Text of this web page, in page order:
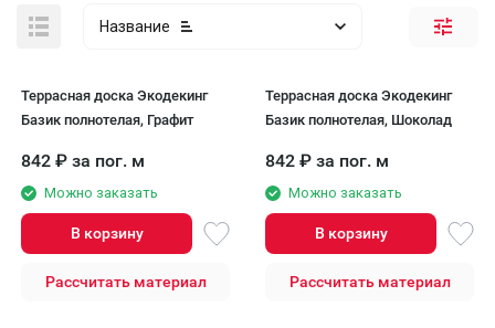
Название
Террасная доска Экодекинг
Базик полнотелая, Графит
842 ₽ за пог. м
Можно заказать
В корзину
Рассчитать материал
Террасная доска Экодекинг
Базик полнотелая, Шоколад
842 ₽ за пог. м
Можно заказать
В корзину
Рассчитать материал